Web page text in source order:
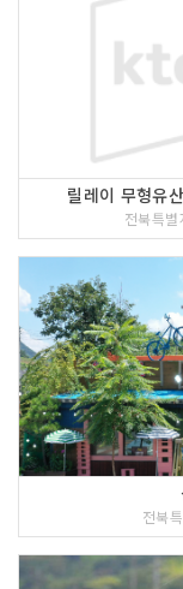
릴레이 무형유
전북특
전북